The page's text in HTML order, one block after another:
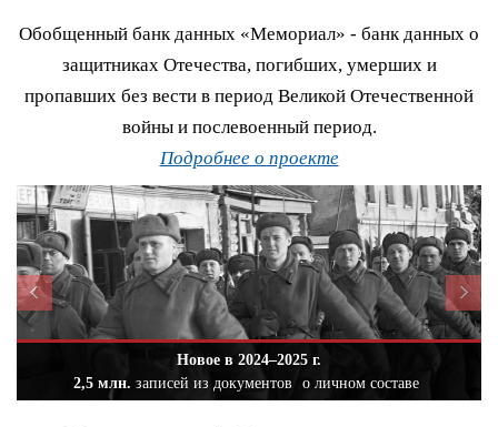
Обобщенный банк данных «Мемориал» - банк данных о
защитниках Отечества, погибших, умерших и
пропавших без вести в период Великой Отечественной
войны и послевоенный период.
Подробнее о проекте
Новое в 2024–2025 г.
2,5 млн. записей из документов о личном составе